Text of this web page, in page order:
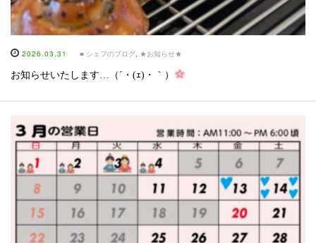
2026.03.31 ■ シェフのブログ ★お知らせ★
お知らせいたします…（´・(ｪ)・｀）